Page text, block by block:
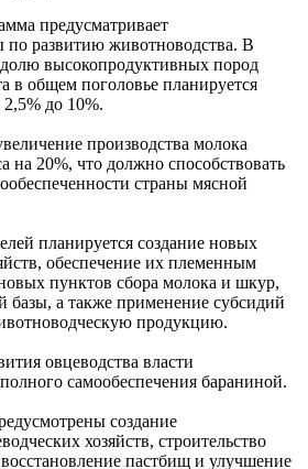
предусматривает
развитию животноводства. В
долю высокопродуктивных пород
в общем поголовье планируется
до 10%.
производства молока
на 20%, что должно способствовать
страны мясной
планируется создание новых
обеспечение их племенным
пунктов сбора молока и шкур,
базы, а также применение субсидий
продукцию.
овцеводства власти
самообеспечения бараниной.
создание
хозяйств, строительство
пастбищ и улучшение